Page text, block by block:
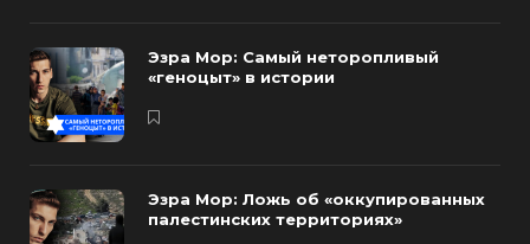
Эзра Мор: Самый неторопливый
«геноцыт» в истории
Эзра Мор: Ложь об «оккупированных
палестинских территориях»